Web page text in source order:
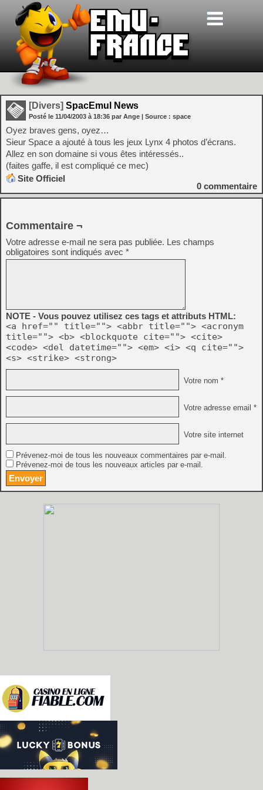
[Divers] SpacEmul News
Posté le 11/04/2003 à 18:36 par Ange | Source : space
Oyez braves gens, oyez…
Sieur Space a ajouté à tous les jeux Lynx 4 photos d’écrans.
Allez en son domaine si vous êtes intéressés..
(faites gaffe, il est compliqué ce mec)
Site Officiel
0 commentaire
Commentaire ¬
Votre adresse e-mail ne sera pas publiée. Les champs
obligatoires sont indiqués avec *
NOTE - Vous pouvez utilisez ces tags et attributs HTML:
<a href="" title=""> <abbr title=""> <acronym
title=""> <b> <blockquote cite=""> <cite>
<code> <del datetime=""> <em> <i> <q cite="">
<s> <strike> <strong>
Votre nom *
Votre adresse email *
Votre site internet
Prévenez-moi de tous les nouveaux commentaires par e-mail.
Prévenez-moi de tous les nouveaux articles par e-mail.